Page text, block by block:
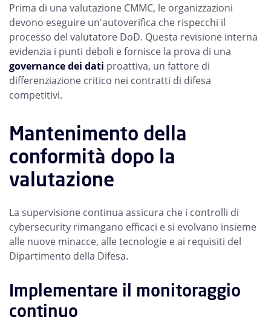
Prima di una valutazione CMMC, le organizzazioni
devono eseguire un'autoverifica che rispecchi il
processo del valutatore DoD. Questa revisione interna
evidenzia i punti deboli e fornisce la prova di una
governance dei dati proattiva, un fattore di
differenziazione critico nei contratti di difesa
competitivi.
Mantenimento della
conformità dopo la
valutazione
La supervisione continua assicura che i controlli di
cybersecurity rimangano efficaci e si evolvano insieme
alle nuove minacce, alle tecnologie e ai requisiti del
Dipartimento della Difesa.
Implementare il monitoraggio
continuo